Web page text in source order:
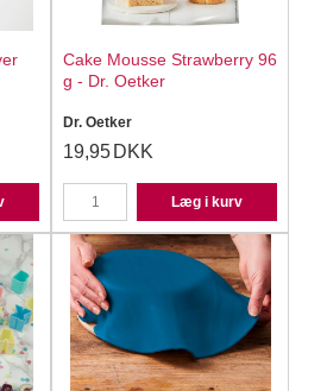
Cake Mousse Strawberry 96
g - Dr. Oetker
Dr. Oetker
19,95 DKK
Læg i kurv